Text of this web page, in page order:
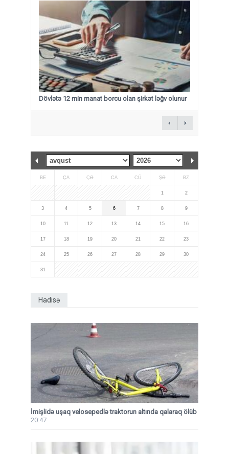
Dövlətə 12 min manat borcu olan şirkət ləğv olunur
BE ÇA ÇƏ CA CÜ ŞƏ BZ
1 2
3 4 5 6 7 8 9
10 11 12 13 14 15 16
17 18 19 20 21 22 23
24 25 26 27 28 29 30
31
Hadisə
İmişlidə uşaq velosepedlə traktorun altında qalaraq ölüb
20:47